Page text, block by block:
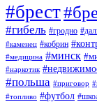
#брест
#гибель #гродно
#каменец #кобрин
#медицина #минск
#наркотик
#польша #приговор
#топливо #футбол